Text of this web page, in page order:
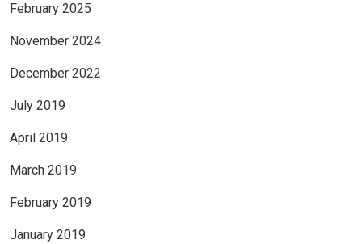
February 2025
November 2024
December 2022
July 2019
April 2019
March 2019
February 2019
January 2019